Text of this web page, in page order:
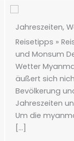
Jahreszeiten,
Reisetipps »
und Monsum
Wetter
äußert sich
Bevölkerung
Jahreszeiten
Um die
[…]